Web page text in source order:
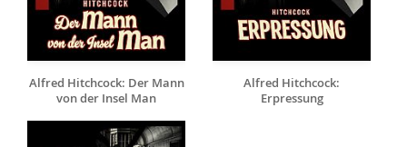
Alfred Hitchcock: Der Mann
von der Insel Man
Alfred Hitchcock:
Erpressung